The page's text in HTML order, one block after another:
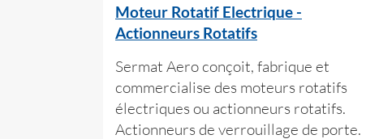
Moteur Rotatif Electrique -
Actionneurs Rotatifs
Sermat Aero conçoit, fabrique et
commercialise des moteurs rotatifs
électriques ou actionneurs rotatifs.
Actionneurs de verrouillage de porte.